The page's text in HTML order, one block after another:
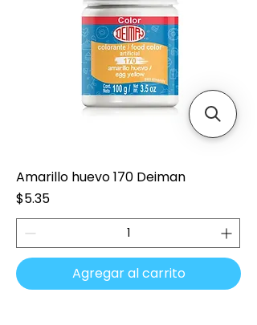
Amarillo huevo 170 Deiman
Precio
$5.35
Agregar al carrito